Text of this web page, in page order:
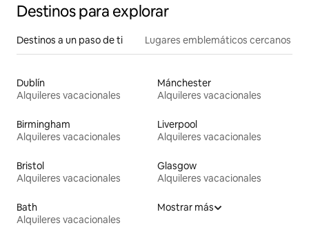
Destinos para explorar
Destinos a un paso de ti Lugares emblemáticos cercanos
Dublín
Alquileres vacacionales
Mánchester
Alquileres vacacionales
Birmingham
Alquileres vacacionales
Liverpool
Alquileres vacacionales
Bristol
Alquileres vacacionales
Glasgow
Alquileres vacacionales
Bath
Alquileres vacacionales
Mostrar más